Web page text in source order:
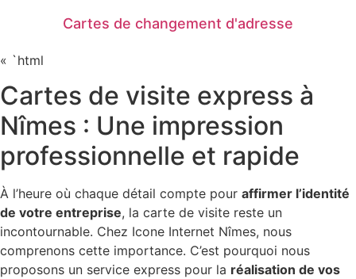
Cartes de changement d'adresse
« `html
Cartes de visite express à
Nîmes : Une impression
professionnelle et rapide
À l’heure où chaque détail compte pour affirmer l’identité
de votre entreprise, la carte de visite reste un
incontournable. Chez Icone Internet Nîmes, nous
comprenons cette importance. C’est pourquoi nous
proposons un service express pour la réalisation de vos